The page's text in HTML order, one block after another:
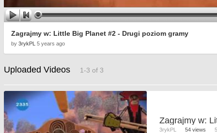
Zagrajmy w: Little Big Planet #2 - Drugi poziom gramy
by 3rykPL 5 years ago
Uploaded Videos 1-3 of 3
3rykPL 54 views